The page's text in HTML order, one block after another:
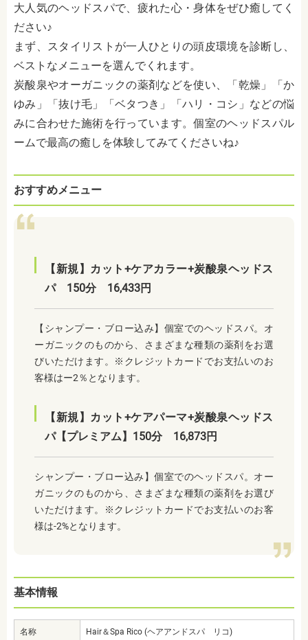
大人気のヘッドスパで、疲れた心・身体をぜひ癒してく
ださい♪
まず、スタイリストが一人ひとりの頭皮環境を診断し、
ベストなメニューを選んでくれます。
炭酸泉やオーガニックの薬剤などを使い、「乾燥」「か
ゆみ」「抜け毛」「ベタつき」「ハリ・コシ」などの悩
みに合わせた施術を行っています。個室のヘッドスパル
ームで最高の癒しを体験してみてくださいね♪
おすすめメニュー
【新規】カット+ケアカラー+炭酸泉ヘッドス
パ 150分 16,433円
【シャンプー・ブロー込み】個室でのヘッドスパ。オ
ーガニックのものから、さまざまな種類の薬剤をお選
びいただけます。※クレジットカードでお支払いのお
客様はー2％となります。
【新規】カット+ケアパーマ+炭酸泉ヘッドス
パ【プレミアム】150分 16,873円
シャンプー・ブロー込み】個室でのヘッドスパ。オー
ガニックのものから、さまざまな種類の薬剤をお選び
いただけます。※クレジットカードでお支払いのお客
様は-2%となります。
基本情報
名称 Hair＆Spa Rico (ヘアアンドスパ リコ)